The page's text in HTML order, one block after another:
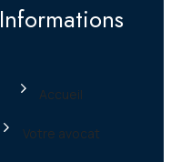
Informations
Accueil
Votre avocat